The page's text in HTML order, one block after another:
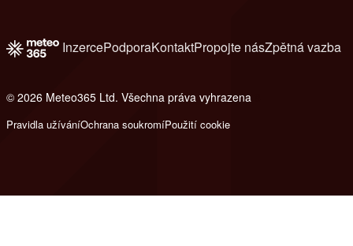
InzercePodporaKontaktPropojte násZpětná vazba
© 2026 Meteo365 Ltd. Všechna práva vyhrazena
Pravidla užíváníOchrana soukromíPoužití cookie